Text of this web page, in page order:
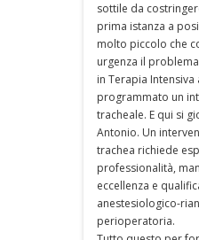
sottile da
prima istanza a
molto piccolo che
urgenza il
in Terapia Intensiva
programmato un
tracheale. E qui si
Antonio. Un
trachea richiede
professionalità,
eccellenza e
anestesiologico-
perioperatoria.